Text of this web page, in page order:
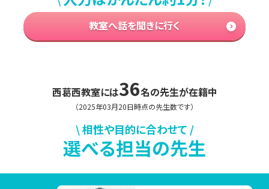
と思います。
もし、学習を進める中で「今の勉強方法でいいのかな？」「取
り組む内容は合っている？」「もっと効率のいい勉強方法はな
指導学院 西葛西教室の無料学習相談会をご活用ください。
▼今の時期、よくいただくご相談内容
「部活を引退したので、高校受験に向けて本格的に勉強を始
教室へ話を聞きに行く
西葛西教室には36名の先生が在籍中
（2025年03月20日時点の先生数です）
\ 相性や目的に合わせて /
選べる担当の先生